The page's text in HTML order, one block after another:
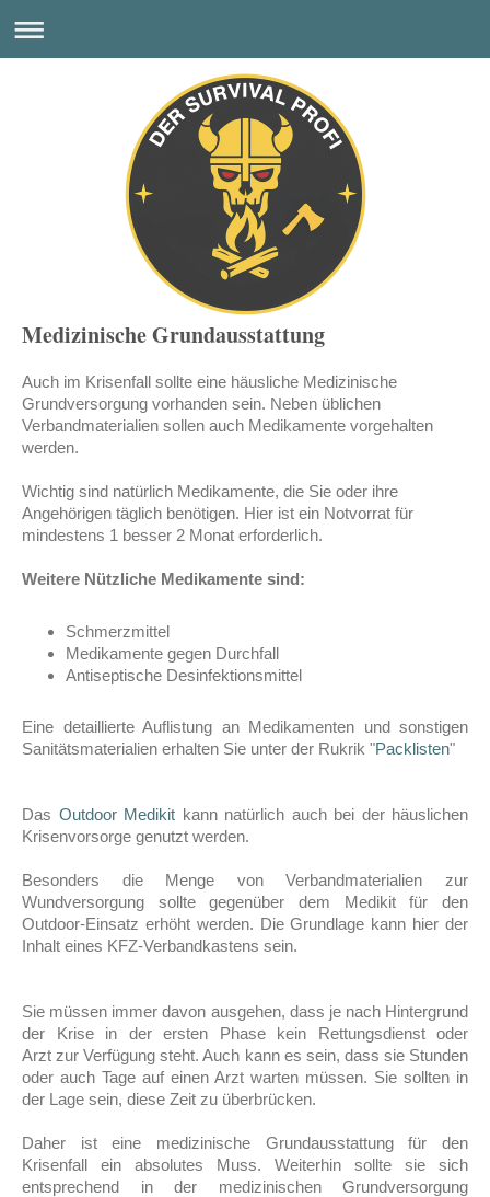
Medizinische Grundausstattung
Auch im Krisenfall sollte eine häusliche Medizinische
Grundversorgung vorhanden sein. Neben üblichen
Verbandmaterialien sollen auch Medikamente vorgehalten
werden.
Wichtig sind natürlich Medikamente, die Sie oder ihre
Angehörigen täglich benötigen. Hier ist ein Notvorrat für
mindestens 1 besser 2 Monat erforderlich.
Weitere Nützliche Medikamente sind:
Schmerzmittel
Medikamente gegen Durchfall
Antiseptische Desinfektionsmittel
Eine detaillierte Auflistung an Medikamenten und sonstigen
Sanitätsmaterialien erhalten Sie unter der Rukrik "Packlisten"
Das Outdoor Medikit kann natürlich auch bei der häuslichen
Krisenvorsorge genutzt werden.
Besonders die Menge von Verbandmaterialien zur
Wundversorgung sollte gegenüber dem Medikit für den
Outdoor-Einsatz erhöht werden. Die Grundlage kann hier der
Inhalt eines KFZ-Verbandkastens sein.
Sie müssen immer davon ausgehen, dass je nach Hintergrund
der Krise in der ersten Phase kein Rettungsdienst oder
Arzt zur Verfügung steht. Auch kann es sein, dass sie Stunden
oder auch Tage auf einen Arzt warten müssen. Sie sollten in
der Lage sein, diese Zeit zu überbrücken.
Daher ist eine medizinische Grundausstattung für den
Krisenfall ein absolutes Muss. Weiterhin sollte sie sich
entsprechend in der medizinischen Grundversorgung